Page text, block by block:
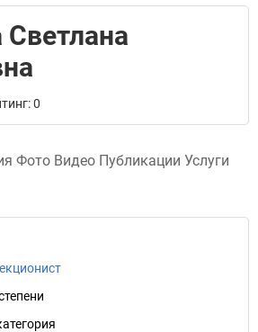
Светлана
0
Фото Видео Публикации Услуги